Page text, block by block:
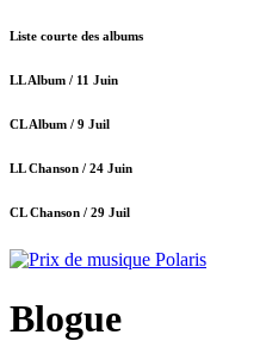
Liste courte des albums
LL Album / 11 Juin
CL Album / 9 Juil
LL Chanson / 24 Juin
CL Chanson / 29 Juil
Blogue